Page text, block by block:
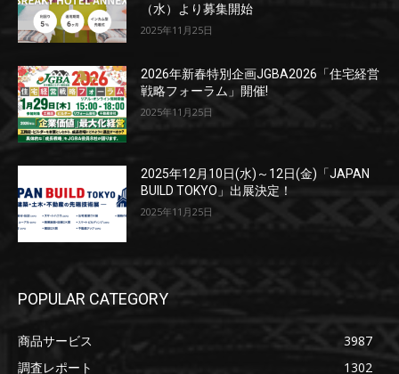
（水）より募集開始
2025年11月25日
2026年新春特別企画JGBA2026「住宅経営
戦略フォーラム」開催!
2025年11月25日
2025年12月10日(水)～12日(金)「JAPAN
BUILD TOKYO」出展決定！
2025年11月25日
POPULAR CATEGORY
商品サービス
3987
調査レポート
1302